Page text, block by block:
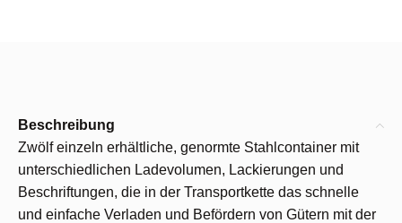
Beschreibung
Zwölf einzeln erhältliche, genormte Stahlcontainer mit
unterschiedlichen Ladevolumen, Lackierungen und
Beschriftungen, die in der Transportkette das schnelle
und einfache Verladen und Befördern von Gütern mit der